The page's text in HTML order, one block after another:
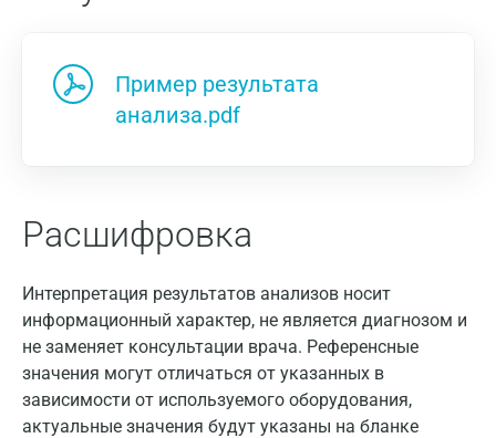
Пример результата
анализа.pdf
Расшифровка
Интерпретация результатов анализов носит
информационный характер, не является диагнозом и
не заменяет консультации врача. Референсные
значения могут отличаться от указанных в
зависимости от используемого оборудования,
актуальные значения будут указаны на бланке
Москва
Нижний Новгород
Альметьевск